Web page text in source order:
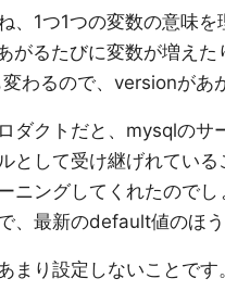
、1つ1つの変数の意味
がるたびに変数が増えた
わるので、versionがあ
ダクトだと、mysqlのサ
として受け継げれてい
ニングしてくれたので
、最新のdefault値のほ
まり設定しないことです。